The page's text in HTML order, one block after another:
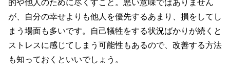
的や他人のために尽くすこと。悪い意味ではありません
が、自分の幸せよりも他人を優先するあまり、損をしてし
まう場面も多いです。自己犠牲をする状況ばかりが続くと
ストレスに感じてしまう可能性もあるので、改善する方法
も知っておくといいでしょう。